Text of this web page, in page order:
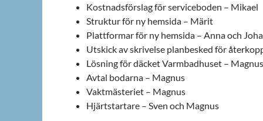
Kostnadsförslag för serviceboden – Mikael
Struktur för ny hemsida – Märit
Plattformar för ny hemsida – Anna och
Utskick av skrivelse planbesked för
Lösning för däcket Varmbadhuset – Magnus
Avtal bodarna – Magnus
Vaktmästeriet – Magnus
Hjärtstartare – Sven och Magnus